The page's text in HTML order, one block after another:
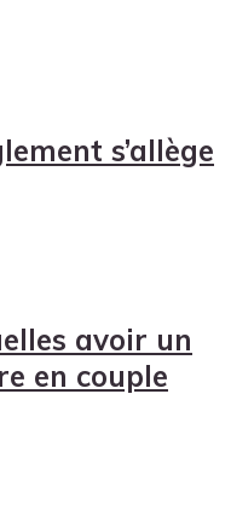
s’allège
avoir un
en couple